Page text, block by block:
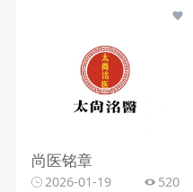
尚医铭章
2026-01-19 520